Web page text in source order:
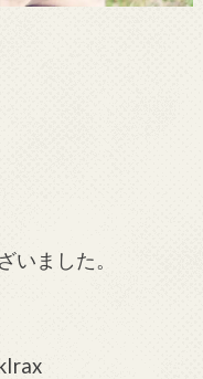
いました。